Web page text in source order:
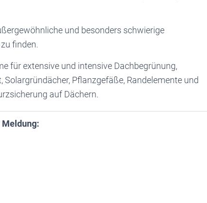
und besonders schwierige
finden.
für extensive und intensive Dachbegrünung,
Pflanzgefäße, Randelemente und
auf Dächern.